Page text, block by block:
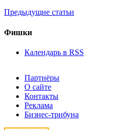
Предыдущие статьи
Фишки
Календарь в RSS
Партнёры
О сайте
Контакты
Реклама
Бизнес-трибуна